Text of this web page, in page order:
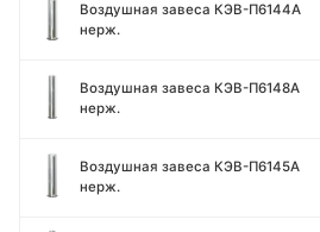
Воздушная завеса КЭВ-П6144A
нерж.
Воздушная завеса КЭВ-П6148A
нерж.
Воздушная завеса КЭВ-П6145A
нерж.